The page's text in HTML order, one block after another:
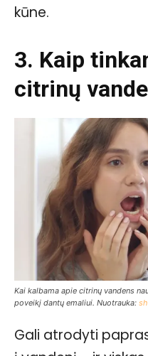
kūne.
3. Kaip
citrinų
Kai kalbama apie citrinų vandens
poveikį dantų emaliui. Nuotrauka:
Gali atrodyti